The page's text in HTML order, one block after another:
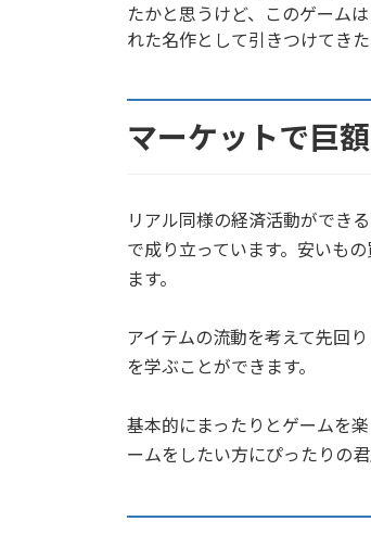
たかと思うけど、このゲーム
れた名作として引きつけてき
マーケットで巨
リアル同様の経済活動ができ
で成り立っています。安いも
ます。
アイテムの流動を考えて先回
を学ぶことができます。
基本的にまったりとゲームを
ームをしたい方にぴったりの